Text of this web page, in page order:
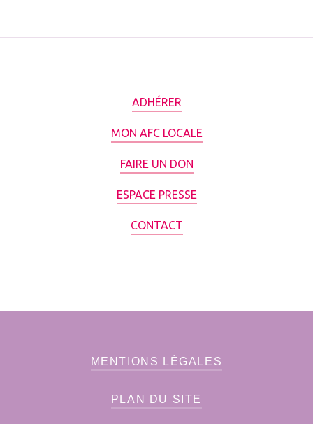
ADHÉRER
MON AFC LOCALE
FAIRE UN DON
ESPACE PRESSE
CONTACT
MENTIONS LÉGALES
PLAN DU SITE